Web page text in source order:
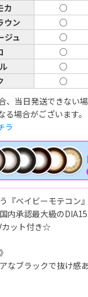
カ
○
ウン
○
ジュ
○
○
○
○
、当日発送できない
る場合がございます
ラ
『ベイビーモテコン
内承認最大級の
カット付き☆
なブラックで抜け感